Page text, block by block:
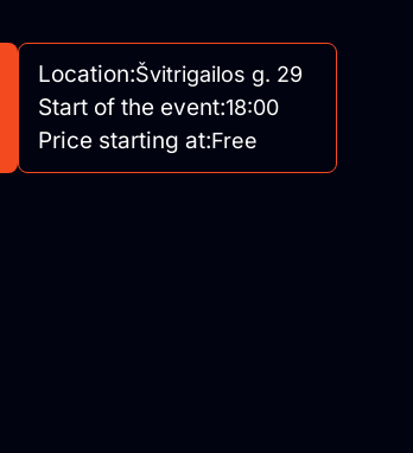
Location:Švitrigailos g. 29
Start of the event:18:00
Price starting at:Free